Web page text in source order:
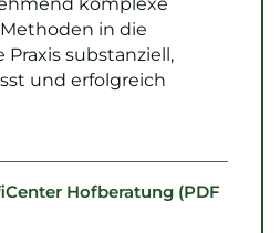
komplexe
in die
substanziell,
und erfolgreich
Hofberatung (PDF